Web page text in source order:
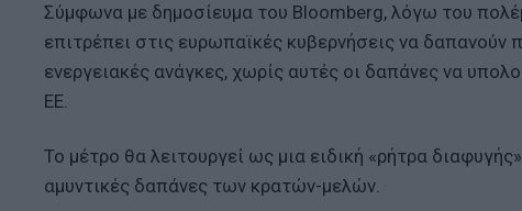
Σύμφωνα με δημοσίευμα του Bloomberg, λόγω του
επιτρέπει στις ευρωπαϊκές κυβερνήσεις να
ενεργειακές ανάγκες, χωρίς αυτές οι δαπάνες να
ΕΕ.
Το μέτρο θα λειτουργεί ως μια ειδική «ρήτρα
αμυντικές δαπάνες των κρατών-μελών.